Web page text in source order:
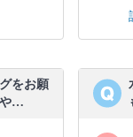
をお願
や…